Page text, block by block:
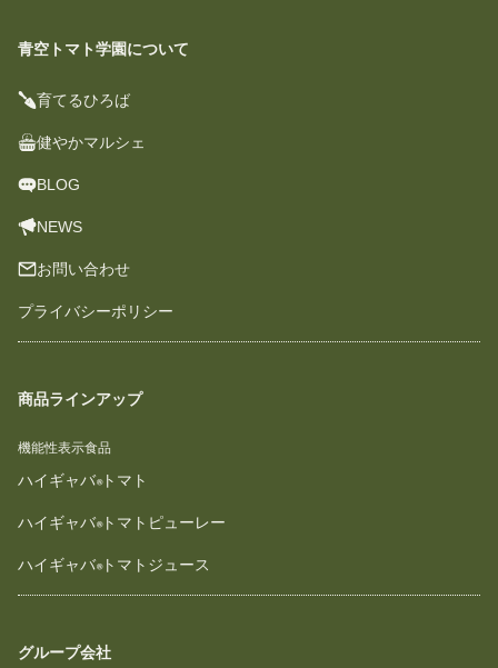
青空トマト学園について
育てるひろば
健やかマルシェ
BLOG
NEWS
お問い合わせ
プライバシーポリシー
商品ラインアップ
機能性表示食品
ハイギャバ トマト
ハイギャバ トマトピューレー
ハイギャバ トマトジュース
グループ会社